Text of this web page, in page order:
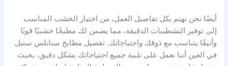
أيضًا نحن نهتم بكل تفاصيل العمل، من اختيار الخشب المناسب
إلى توفير التشطيبات الدقيقة، مما يضمن لك مطبخًا خشبيًا قويًا
وأنيقًا يتناسب مع ذوقك واحتياجاتك. تفصيل مطابخ ستانلس ستيل
في العين أننا نعمل على تلبية جميع احتياجاتك بشكل دقيق، بحيث